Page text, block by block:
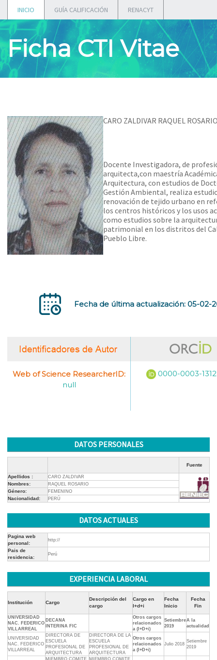
INICIO GUÍA CALIFICACIÓN RENACYT
Ficha CTI Vitae
CARO ZALDIVAR RAQUEL
Docente Investigadora, de
arquitecta,con maestría
Arquitectura, con estudios de
Gestión Ambiental, realiza
renovación de tejido urbano en
los centros históricos y los usos
como estudios sobre la
patrimonial en los distritos del
Pueblo Libre.
Fecha de última actualización: 05-02-
Web of Science ResearcherID:
null
0000-0003-
DATOS PERSONALES
Fuente
Apellidos : CARO ZALDIVAR
Nombres: RAQUEL ROSARIO
Género: FEMENINO
Nacionalidad: PERÚ
DATOS ACTUALES
Pagina web
personal:
http://
Pais de
residencia:
Perú
EXPERIENCIA LABORAL
Institución Cargo
Descripción del
cargo
Cargo en
I+d+i
Fecha
Inicio
Fecha
Fin
UNIVERSIDAD
NAC. FEDERICO
VILLARREAL
DECANA
INTERINA FIC
Otros cargos
relacionados
a (I+D+i)
Setiembre
2019
A la
actualidad
UNIVERSIDAD
NAC. FEDERICO
VILLARREAL
DIRECTORA DE
ESCUELA
PROFESIONAL DE
ARQUITECTURA
DIRECTORA DE LA
ESCUELA
PROFESIONAL DE
ARQUITECTURA
Otros cargos
relacionados
a (I+D+i)
Julio 2018
Setiembre
2019
MIEMBRO COMITE MIEMBRO COMITE